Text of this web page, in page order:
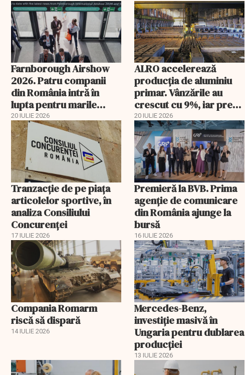
Farnborough Airshow
2026. Patru companii
din România intră în
lupta pentru marile
contracte din aviație și
apărare
20 IULIE 2026
ALRO accelerează
producția de aluminiu
primar. Vânzările au
crescut cu 9%, iar prețul
metalului a urcat cu
peste 43%
20 IULIE 2026
Tranzacție de pe piața
articolelor sportive, în
analiza Consiliului
Concurenţei
17 IULIE 2026
Premieră la BVB. Prima
agenție de comunicare
din România ajunge la
bursă
16 IULIE 2026
Compania Romarm
riscă să dispară
14 IULIE 2026
Mercedes-Benz,
investiție masivă în
Ungaria pentru dublarea
producției
13 IULIE 2026
EXCLUSIV